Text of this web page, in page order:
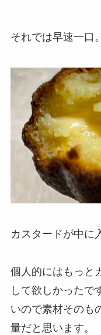
それでは早速一口。
カスタードが中に
個人的にはもっと
して欲しかったで
いので素材そのも
量だと思います。